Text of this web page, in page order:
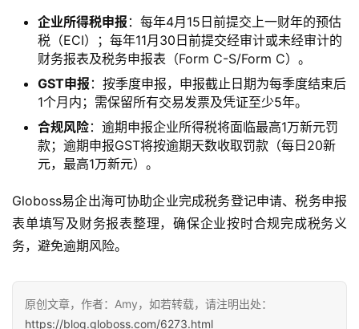
企业所得税申报 ：每年4月15日前提交上一财年的预估
税（ECI）；每年11月30日前提交经审计或未经审计的
财务报表及税务申报表（Form C-S/Form C）。
GST申报 ：按季度申报，申报截止日期为每季度结束后
1个月内；需保留所有交易发票及凭证至少5年。
合规风险：逾期申报企业所得税将面临最高1万新元罚
款；逾期申报GST将按逾期天数收取罚款（每日20新
元，最高1万新元）。
Globoss易企出海可协助企业完成税务登记申请、税务申报
表单填写及财务报表整理，确保企业按时合规完成税务义
务，避免逾期风险。
原创文章，作者：Amy，如若转载，请注明出处：
https://blog.globoss.com/6273.html